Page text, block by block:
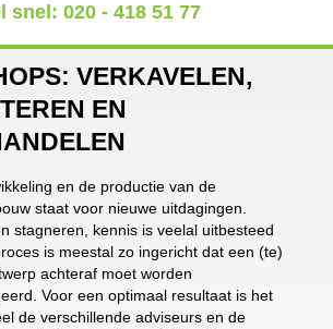
snel: 020 - 418 51 77
VERKAVELEN,
EN
en de productie van de
staat voor nieuwe uitdagingen.
stagneren, kennis is veelal uitbesteed
is meestal zo ingericht dat een (te)
achteraf moet worden
Voor een optimaal resultaat is het
de verschillende adviseurs en de